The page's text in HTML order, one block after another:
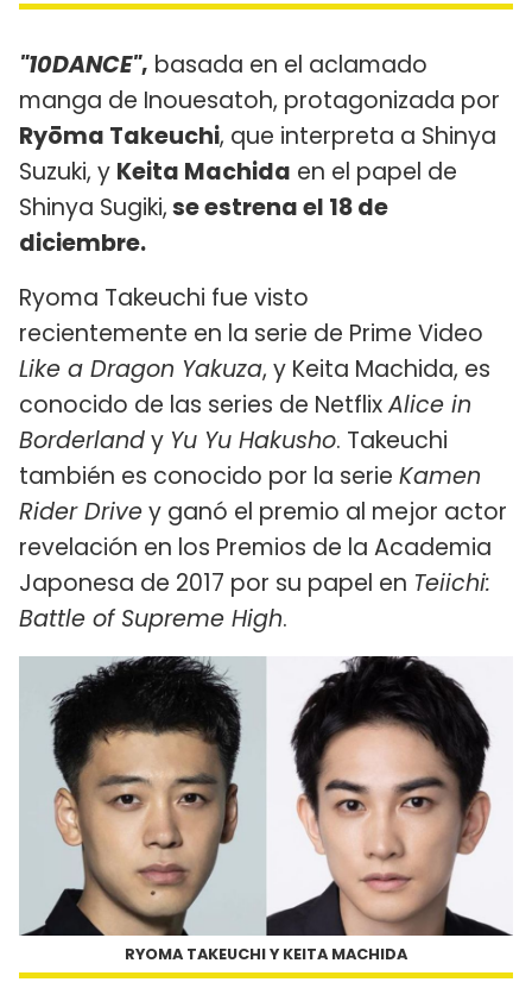
"10DANCE", basada en el aclamado
manga de Inouesatoh, protagonizada por
Ryōma Takeuchi, que interpreta a Shinya
Suzuki, y Keita Machida en el papel de
Shinya Sugiki,se estrena el 18 de
diciembre.
Ryoma Takeuchi fue visto
recientemente en la serie de Prime Video
Like a Dragon Yakuza, y Keita Machida, es
conocido de las series de NetflixAlice in
Borderlandy Yu Yu Hakusho. Takeuchi
también es conocido por la serie Kamen
Rider Drivey ganó el premio al mejor actor
revelación en los Premios de la Academia
Japonesa de 2017 por su papel en Teiichi:
Battle of Supreme High.
RYOMA TAKEUCHI Y KEITA MACHIDA